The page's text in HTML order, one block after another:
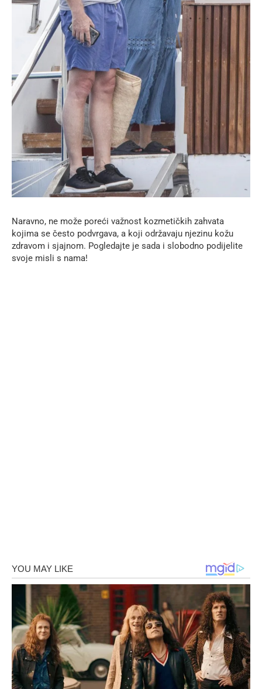
Naravno, ne može poreći važnost kozmetičkih zahvata
kojima se često podvrgava, a koji održavaju njezinu kožu
zdravom i sjajnom. Pogledajte je sada i slobodno podijelite
svoje misli s nama!